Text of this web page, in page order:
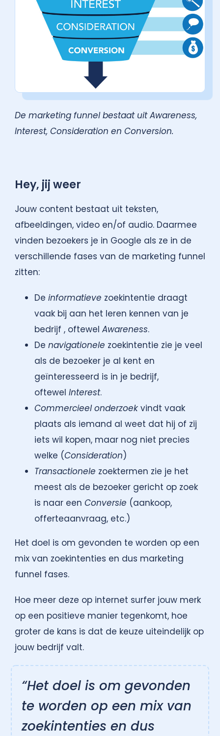
De marketing funnel bestaat uit Awareness,
Interest, Consideration en Conversion.
“Het doel is om gevonden
te worden op een mix van
zoekintenties en dus
Hey, jij weer
Jouw content bestaat uit teksten,
afbeeldingen, video en/of audio. Daarmee
vinden bezoekers je in Google als ze in de
verschillende fases van de marketing funnel
zitten:
De informatieve zoekintentie draagt
vaak bij aan het leren kennen van je
bedrijf , oftewel Awareness.
De navigationele zoekintentie zie je veel
als de bezoeker je al kent en
geïnteresseerd is in je bedrijf,
oftewel Interest.
Commercieel onderzoekvindt vaak
plaats als iemand al weet dat hij of zij
iets wil kopen, maar nog niet precies
welke (Consideration)
Transactionele zoektermen zie je het
meest als de bezoeker gericht op zoek
is naar een Conversie (aankoop,
offerteaanvraag, etc.)
Het doel is om gevonden te worden op een
mix van zoekintenties en dus marketing
funnel fases.
Hoe meer deze op internet surfer jouw merk
op een positieve manier tegenkomt, hoe
groter de kans is dat de keuze uiteindelijk op
jouw bedrijf valt.